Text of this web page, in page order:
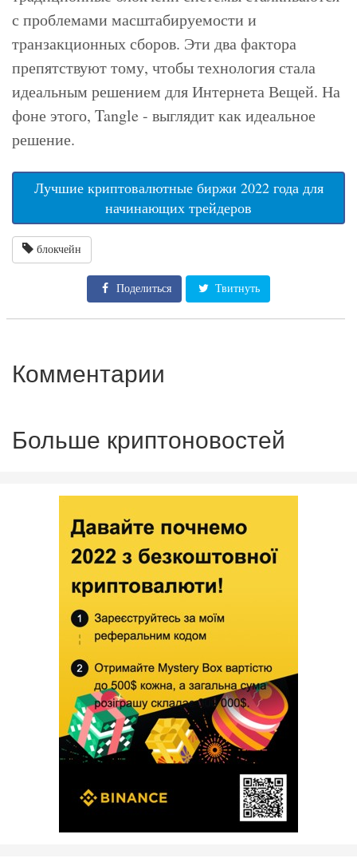
с проблемами масштабируемости и
транзакционных сборов. Эти два фактора
препятствуют тому, чтобы технология стала
идеальным решением для Интернета Вещей. На
фоне этого, Tangle - выглядит как идеальное
решение.
Лучшие криптовалютные биржи 2022 года для
начинающих трейдеров
блокчейн
Поделиться Твитнуть
Комментарии
Больше криптоновостей